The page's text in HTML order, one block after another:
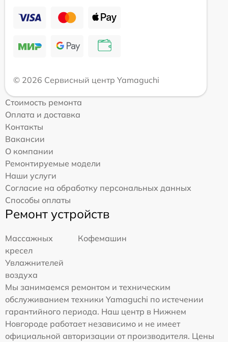
© 2026 Сервисный центр Yamaguchi
Стоимость ремонта
Оплата и доставка
Контакты
Вакансии
О компании
Ремонтируемые модели
Наши услуги
Согласие на обработку персональных данных
Способы оплаты
Ремонт устройств
Массажных
кресел
Кофемашин
Увлажнителей
воздуха
Мы занимаемся ремонтом и техническим
обслуживанием техники Yamaguchi по истечении
гарантийного периода. Наш центр в Нижнем
Новгороде работает независимо и не имеет
официальной авторизации от производителя. Цены